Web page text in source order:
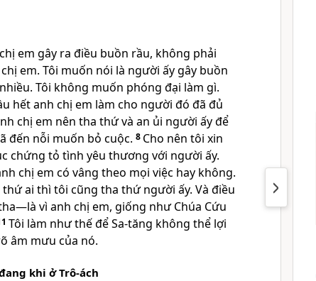
em gây ra điều buồn rầu, không phải
em. Tôi muốn nói là người ấy gây buồn
Tôi không muốn phóng đại làm gì.
hết anh chị em làm cho người đó đã đủ
chị em nên tha thứ và an ủi người ấy để
đến nỗi muốn bỏ cuộc. 8 Cho nên tôi xin
chứng tỏ tình yêu thương với người ấy.
chị em có vâng theo mọi việc hay không.
ai thì tôi cũng tha thứ người ấy. Và điều
vì anh chị em, giống như Chúa Cứu
Tôi làm như thế để Sa-tăng không thể lợi
âm mưu của nó.
khi ở Trô-ách